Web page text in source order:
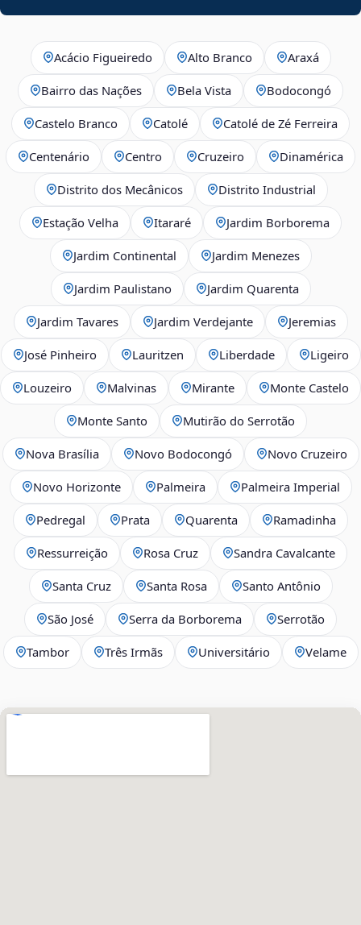
Acácio Figueiredo Alto Branco Araxá
Bairro das Nações Bela Vista Bodocongó
Castelo Branco Catolé Catolé de Zé Ferreira
Centenário Centro Cruzeiro Dinamérica
Distrito dos Mecânicos Distrito Industrial
Estação Velha Itararé Jardim Borborema
Jardim Continental Jardim Menezes
Jardim Paulistano Jardim Quarenta
Jardim Tavares Jardim Verdejante Jeremias
José Pinheiro Lauritzen Liberdade Ligeiro
Louzeiro Malvinas Mirante Monte Castelo
Monte Santo Mutirão do Serrotão
Nova Brasília Novo Bodocongó Novo Cruzeiro
Novo Horizonte Palmeira Palmeira Imperial
Pedregal Prata Quarenta Ramadinha
Ressurreição Rosa Cruz Sandra Cavalcante
Santa Cruz Santa Rosa Santo Antônio
São José Serra da Borborema Serrotão
Tambor Três Irmãs Universitário Velame